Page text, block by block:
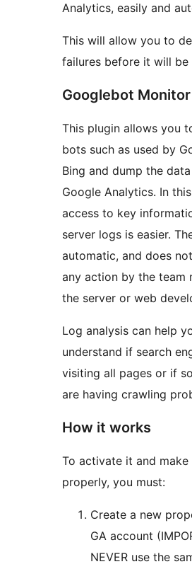
Analytics, easily and
This will allow you to
failures before it will
Googlebot
This plugin allows you
bots such as used by
Bing and dump the
Google Analytics. In
access to key
server logs is easier.
automatic, and does
any action by the team
the server or web
Log analysis can help
understand if search
visiting all pages or if
are having crawling
How it works
To activate it and
properly, you must:
Create a new
GA account
NEVER use the